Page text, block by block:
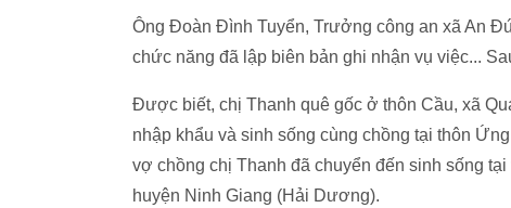
Ông Đoàn Đình Tuyển, Trưởng công an xã An
chức năng đã lập biên bản ghi nhận vụ việc...
Được biết, chị Thanh quê gốc ở thôn Cầu, xã
nhập khẩu và sinh sống cùng chồng tại thôn
vợ chồng chị Thanh đã chuyển đến sinh sống
huyện Ninh Giang (Hải Dương).